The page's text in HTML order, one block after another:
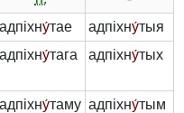
адпіхну́тае адпіхну́тыя
адпіхну́тага адпіхну́тых
адпіхну́таму адпіхну́тым